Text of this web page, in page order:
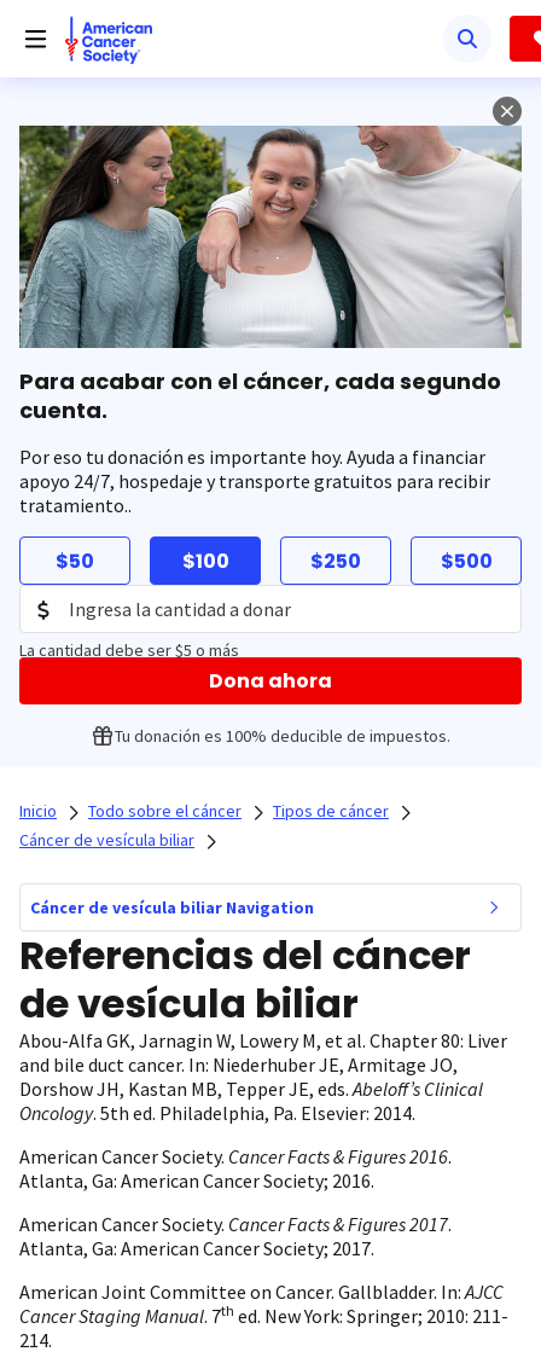
hacia
contenido
Para acabar con el cáncer, cada segundo
cuenta.
Por eso tu donación es importante hoy. Ayuda a financiar
apoyo 24/7, hospedaje y transporte gratuitos para recibir
tratamiento..
$50 $100 $250 $500
La cantidad debe ser $5 o más
Dona ahora
Tu donación es 100% deducible de impuestos.
Inicio Todo sobre el cáncer
Tipos de cáncer
Cáncer de vesícula biliar
Cáncer de vesícula biliar Navigation
Referencias del cáncer
de vesícula biliar
Abou-Alfa GK, Jarnagin W, Lowery M, et al. Chapter 80: Liver
and bile duct cancer. In: Niederhuber JE, Armitage JO,
Dorshow JH, Kastan MB, Tepper JE, eds.Abeloff’s Clinical
Oncology. 5th ed. Philadelphia, Pa. Elsevier: 2014.
American Cancer Society. Cancer Facts & Figures2016.
Atlanta, Ga: American Cancer Society; 2016.
American Cancer Society. Cancer Facts & Figures 2017.
Atlanta, Ga: American Cancer Society; 2017.
American Joint Committee on Cancer. Gallbladder. In:AJCC
Cancer Staging Manual. 7th ed. New York: Springer; 2010: 211-
214.